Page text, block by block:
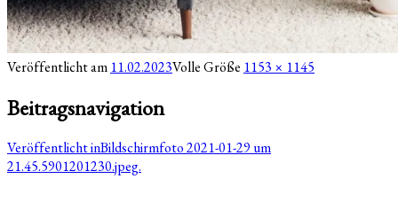
Veröffentlicht am 11.02.2023Volle Größe 1153 × 1145
Beitragsnavigation
Veröffentlicht inBildschirmfoto 2021-01-29 um
21.45.5901201230.jpeg.